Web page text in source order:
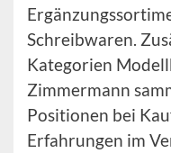
Schreibwaren.
Kategorien
Zimmermann
Positionen bei
Erfahrungen im